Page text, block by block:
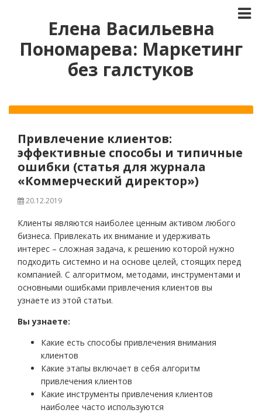
Елена Васильевна
Пономарева: Маркетинг
без галстуков
Привлечение клиентов:
эффективные способы и типичные
ошибки (статья для журнала
«Коммерческий директор»)
20.12.2019
Клиенты являются наиболее ценным активом любого
бизнеса. Привлекать их внимание и удерживать
интерес – сложная задача, к решению которой нужно
подходить системно и на основе целей, стоящих перед
компанией. С алгоритмом, методами, инструментами и
основными ошибками привлечения клиентов вы
узнаете из этой статьи.
Вы узнаете:
Какие есть способы привлечения внимания
клиентов
Какие этапы включает в себя алгоритм
привлечения клиентов
Какие инструменты привлечения клиентов
наиболее часто используются